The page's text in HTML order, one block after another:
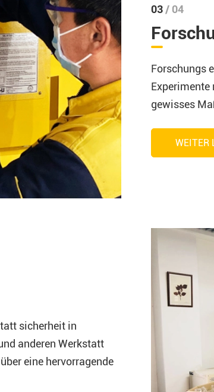
03 / 04
Forschungs
gewisses
WEITER
sicherheit in
anderen Werkstatt
eine hervorragende